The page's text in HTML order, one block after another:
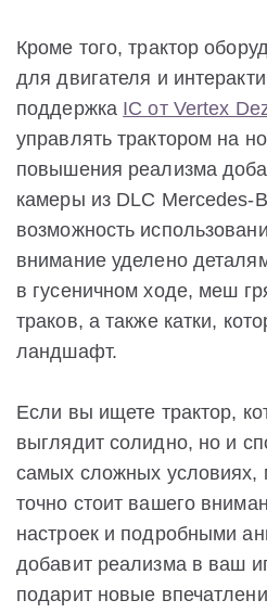
Кроме того, трактор
для двигателя и
поддержка IC от Vertex
управлять трактором на
повышения реализма
камеры из DLC Mercedes-
возможность
внимание уделено
в гусеничном ходе, меш
траков, а также катки,
ландшафт.
Если вы ищете трактор,
выглядит солидно, но и
самых сложных условиях,
точно стоит вашего
настроек и подробными
добавит реализма в ваш
подарит новые